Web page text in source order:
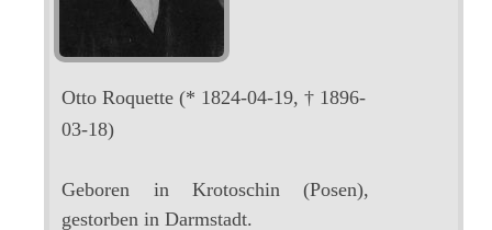
Otto Roquette (* 1824-04-19, † 1896-
03-18)
Geboren in Krotoschin (Posen),
gestorben in Darmstadt.